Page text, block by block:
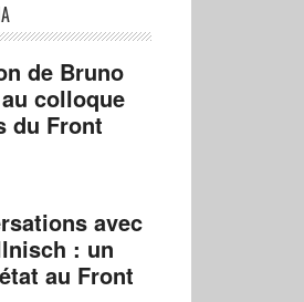
de Bruno
colloque
du Front
avec
: un
au Front